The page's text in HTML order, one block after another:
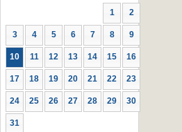
1 2
3 4 5 6 7 8 9
10 11 12 13 14 15 16
17 18 19 20 21 22 23
24 25 26 27 28 29 30
31